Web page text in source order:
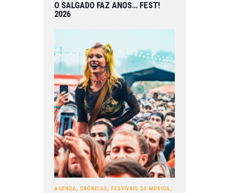
O SALGADO FAZ ANOS… FEST!
2026
AGENDA, CRÓNICAS, FESTIVAIS DE MÚSICA,